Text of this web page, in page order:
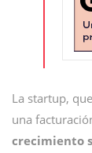
La startup,
una
crecimiento